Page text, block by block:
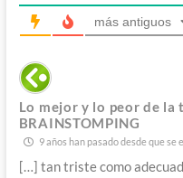
más antiguos
Lo mejor y lo peor de
BRAINSTOMPING
9 años han pasado desde que se
[…] tan triste como